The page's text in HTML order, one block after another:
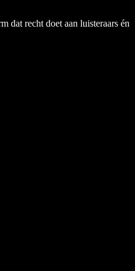
dat recht doet aan luisteraars én